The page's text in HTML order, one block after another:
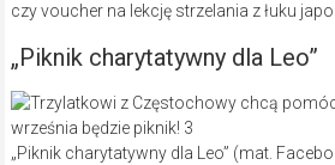
czy voucher na lekcję strzelania z łuku
„Piknik charytatywny dla Leo”
„Piknik charytatywny dla Leo” (mat.